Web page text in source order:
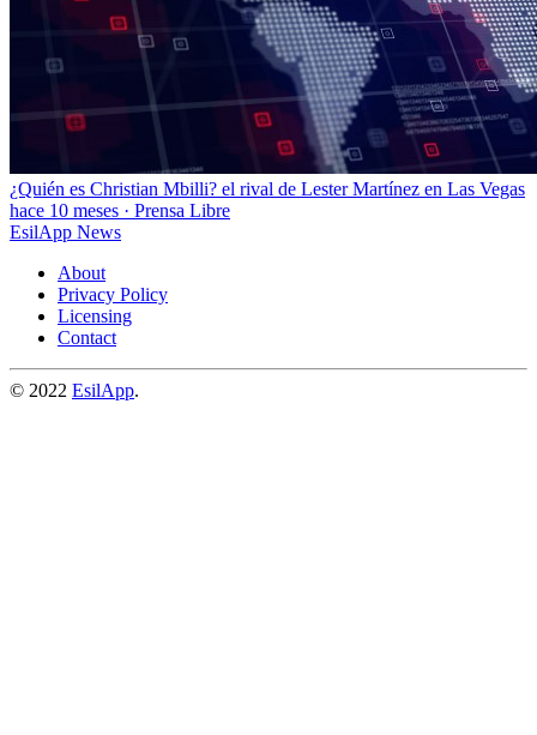
¿Quién es Christian Mbilli? el rival de Lester Martínez en Las Vegas
hace 10 meses · Prensa Libre
EsilApp News
About
Privacy Policy
Licensing
Contact
© 2022 EsilApp.